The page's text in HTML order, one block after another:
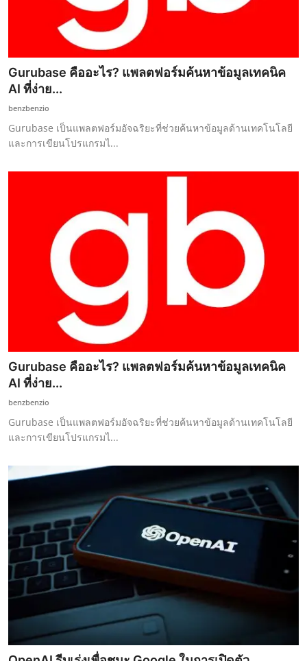
Gurubase คืออะไร? แพลตฟอร์มค้นหาข้อมูลเทคนิค
AI ที่ง่าย...
benzbenzio
Gurubase เป็นแพลตฟอร์มอัจฉริยะที่ช่วยค้นหาข้อมูลด้านเทคโนโลยี
และการเขียนโปรแกรมไ...
Gurubase คืออะไร? แพลตฟอร์มค้นหาข้อมูลเทคนิค
AI ที่ง่าย...
benzbenzio
Gurubase เป็นแพลตฟอร์มอัจฉริยะที่ช่วยค้นหาข้อมูลด้านเทคโนโลยี
และการเขียนโปรแกรมไ...